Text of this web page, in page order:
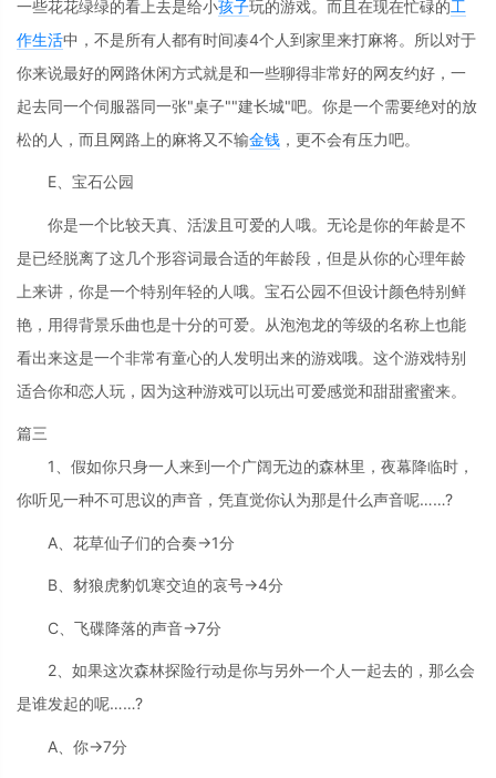
一些花花绿绿的看上去是给小孩子玩的游戏。而且在现在忙碌的工
作生活中，不是所有人都有时间凑4个人到家里来打麻将。所以对于
你来说最好的网路休闲方式就是和一些聊得非常好的网友约好，一
起去同一个伺服器同一张"桌子""建长城"吧。你是一个需要绝对的放
松的人，而且网路上的麻将又不输金钱 ，更不会有压力吧。
E、宝石公园
你是一个比较天真、活泼且可爱的人哦。无论是你的年龄是不
是已经脱离了这几个形容词最合适的年龄段，但是从你的心理年龄
上来讲，你是一个特别年轻的人哦。宝石公园不但设计颜色特别鲜
艳，用得背景乐曲也是十分的可爱。从泡泡龙的等级的名称上也能
看出来这是一个非常有童心的人发明出来的游戏哦。这个游戏特别
适合你和恋人玩，因为这种游戏可以玩出可爱感觉和甜甜蜜蜜来。
篇三
1、假如你只身一人来到一个广阔无边的森林里，夜幕降临时，
你听见一种不可思议的声音，凭直觉你认为那是什么声音呢……?
A、花草仙子们的合奏→1分
B、豺狼虎豹饥寒交迫的哀号→4分
C、飞碟降落的声音→7分
2、如果这次森林探险行动是你与另外一个人一起去的，那么会
是谁发起的呢……?
A、你→7分